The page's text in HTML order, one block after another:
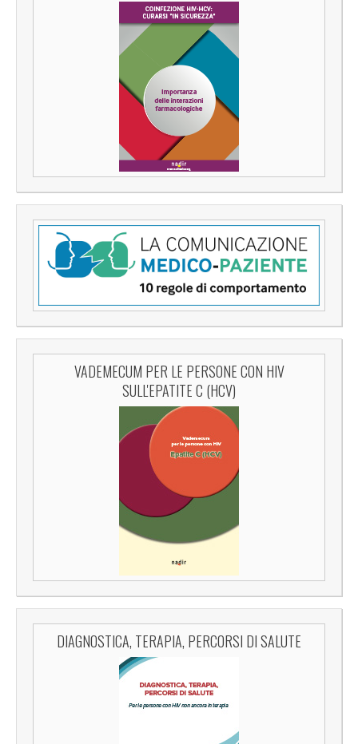
VADEMECUM PER LE PERSONE CON HIV
SULL'EPATITE C (HCV)
DIAGNOSTICA, TERAPIA, PERCORSI DI SALUTE